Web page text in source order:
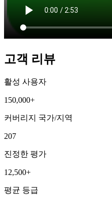
고객 리뷰
활성 사용자
150,000+
커버리지 국가/지역
207
진정한 평가
12,500+
평균 등급